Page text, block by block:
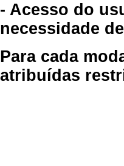
- Acesso do
necessidade
Para cada
atribuídas